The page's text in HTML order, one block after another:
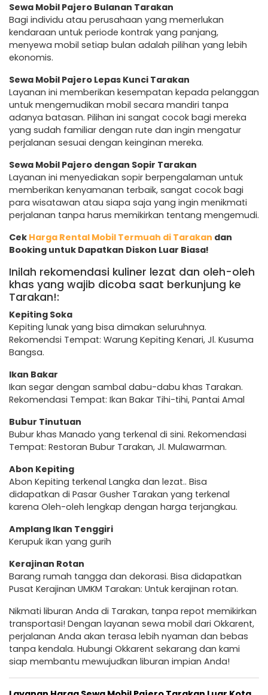
Sewa Mobil Pajero Bulanan Tarakan
Bagi individu atau perusahaan yang memerlukan
kendaraan untuk periode kontrak yang panjang,
menyewa mobil setiap bulan adalah pilihan yang lebih
ekonomis.
Sewa Mobil Pajero Lepas Kunci Tarakan
Layanan ini memberikan kesempatan kepada pelanggan
untuk mengemudikan mobil secara mandiri tanpa
adanya batasan. Pilihan ini sangat cocok bagi mereka
yang sudah familiar dengan rute dan ingin mengatur
perjalanan sesuai dengan keinginan mereka.
Sewa Mobil Pajero dengan Sopir Tarakan
Layanan ini menyediakan sopir berpengalaman untuk
memberikan kenyamanan terbaik, sangat cocok bagi
para wisatawan atau siapa saja yang ingin menikmati
perjalanan tanpa harus memikirkan tentang mengemudi.
Cek Harga Rental Mobil Termuah di Tarakan dan
Booking untuk Dapatkan Diskon Luar Biasa!
Inilah rekomendasi kuliner lezat dan oleh-oleh
khas yang wajib dicoba saat berkunjung ke
Tarakan!:
Kepiting Soka
Kepiting lunak yang bisa dimakan seluruhnya.
Rekomendsi Tempat: Warung Kepiting Kenari, Jl. Kusuma
Bangsa.
Ikan Bakar
Ikan segar dengan sambal dabu-dabu khas Tarakan.
Rekomendasi Tempat: Ikan Bakar Tihi-tihi, Pantai Amal
Bubur Tinutuan
Bubur khas Manado yang terkenal di sini. Rekomendasi
Tempat: Restoran Bubur Tarakan, Jl. Mulawarman.
Abon Kepiting
Abon Kepiting terkenal Langka dan lezat.. Bisa
didapatkan di Pasar Gusher Tarakan yang terkenal
karena Oleh-oleh lengkap dengan harga terjangkau.
Amplang Ikan Tenggiri
Kerupuk ikan yang gurih
Kerajinan Rotan
Barang rumah tangga dan dekorasi. Bisa didapatkan
Pusat Kerajinan UMKM Tarakan: Untuk kerajinan rotan.
Nikmati liburan Anda di Tarakan, tanpa repot memikirkan
transportasi! Dengan layanan sewa mobil dari Okkarent,
perjalanan Anda akan terasa lebih nyaman dan bebas
tanpa kendala. Hubungi Okkarent sekarang dan kami
siap membantu mewujudkan liburan impian Anda!